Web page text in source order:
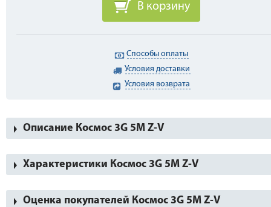
В корзину
Способы оплаты
Условия доставки
Условия возврата
Описание Космос 3G 5М Z-V
Характеристики Космос 3G 5М Z-V
Оценка покупателей Космос 3G 5М Z-V